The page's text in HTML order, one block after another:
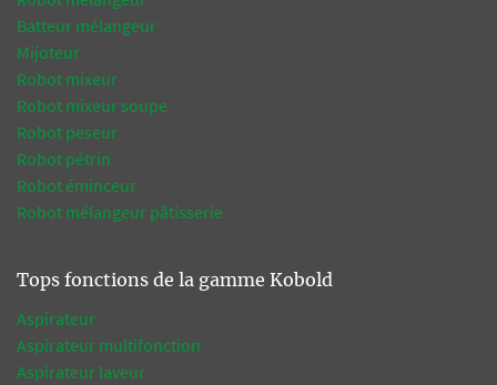
Batteur mélangeur
Mijoteur
Robot mixeur
Robot mixeur soupe
Robot peseur
Robot pétrin
Robot éminceur
Robot mélangeur pâtisserie
Tops fonctions de la gamme Kobold
Aspirateur
Aspirateur multifonction
Aspirateur laveur